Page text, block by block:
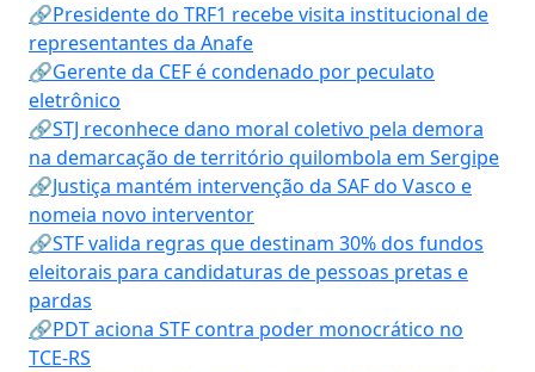
🔗Presidente do TRF1 recebe visita institucional de
representantes da Anafe
🔗Gerente da CEF é condenado por peculato
eletrônico
🔗STJ reconhece dano moral coletivo pela demora
na demarcação de território quilombola em Sergipe
🔗Justiça mantém intervenção da SAF do Vasco e
nomeia novo interventor
🔗STF valida regras que destinam 30% dos fundos
eleitorais para candidaturas de pessoas pretas e
pardas
🔗PDT aciona STF contra poder monocrático no
TCE-RS